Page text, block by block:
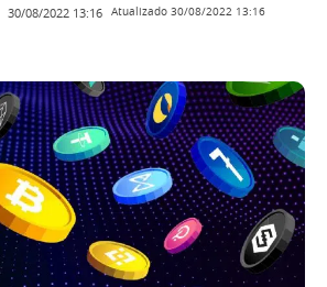
30/08/2022 13:16 Atualizado 30/08/2022 13:16